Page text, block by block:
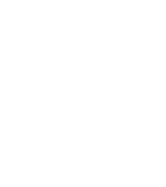
de